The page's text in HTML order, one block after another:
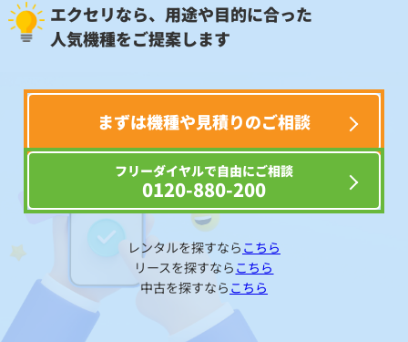
エクセリなら、用途や目的に合った
人気機種をご提案します
まずは機種や見積りのご相談
フリーダイヤルで自由にご相談
0120-880-200
レンタルを探すなら こちら
リースを探すなら こちら
中古を探すなら こちら